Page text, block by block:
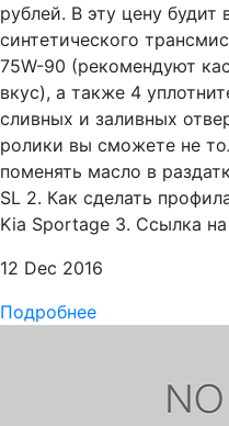
рублей. В эту цену будит
синтетического
75W-90 (рекомендуют
вкус), а также 4
сливных и заливных
ролики вы сможете не
поменять масло в
SL 2. Как сделать
Kia Sportage 3. Ссылка на
12 Dec 2016
Подробнее